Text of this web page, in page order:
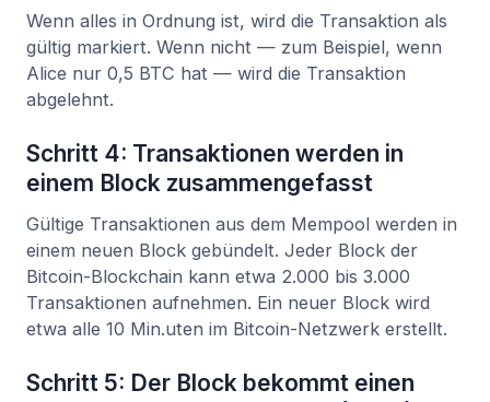
Wenn alles in Ordnung ist, wird die Transaktion als
gültig markiert. Wenn nicht — zum Beispiel, wenn
Alice nur 0,5 BTC hat — wird die Transaktion
abgelehnt.
Schritt 4: Transaktionen werden in
einem Block zusammengefasst
Gültige Transaktionen aus dem Mempool werden in
einem neuen Block gebündelt. Jeder Block der
Bitcoin-Blockchain kann etwa 2.000 bis 3.000
Transaktionen aufnehmen. Ein neuer Block wird
etwa alle 10 Min.uten im Bitcoin-Netzwerk erstellt.
Schritt 5: Der Block bekommt einen